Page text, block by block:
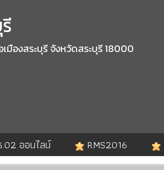
องสระบุรี จังหวัดสระบุรี 18000
ออนไลน์ RMS2016